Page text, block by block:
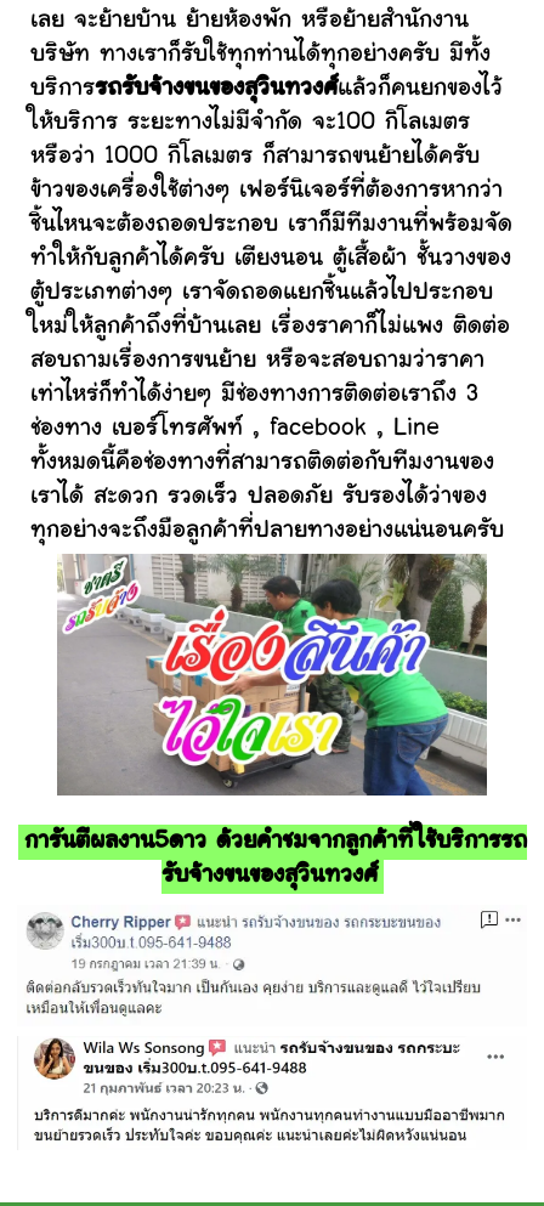
เลย จะย้ายบ้าน ย้ายห้องพัก หรือย้ายสำนักงาน
บริษัท ทางเราก็รับใช้ทุกท่านได้ทุกอย่างครับ มีทั้ง
บริการรถรับจ้างขนของสุวินทวงศ์แล้วก็คนยกของไว้
ให้บริการ ระยะทางไม่มีจำกัด จะ100 กิโลเมตร
หรือว่า 1000 กิโลเมตร ก็สามารถขนย้ายได้ครับ
ข้าวของเครื่องใช้ต่างๆ เฟอร์นิเจอร์ที่ต้องการหากว่า
ชิ้นไหนจะต้องถอดประกอบ เราก็มีทีมงานที่พร้อมจัด
ทำให้กับลูกค้าได้ครับ เตียงนอน ตู้เสื้อผ้า ชั้นวางของ
ตู้ประเภทต่างๆ เราจัดถอดแยกชิ้นแล้วไปประกอบ
ใหม่ให้ลูกค้าถึงที่บ้านเลย เรื่องราคาก็ไม่แพง ติดต่อ
สอบถามเรื่องการขนย้าย หรือจะสอบถามว่าราคา
เท่าไหร่ก็ทำได้ง่ายๆ มีช่องทางการติดต่อเราถึง 3
ช่องทาง เบอร์โทรศัพท์ , facebook , Line
ทั้งหมดนี้คือช่องทางที่สามารถติดต่อกับทีมงานของ
เราได้ สะดวก รวดเร็ว ปลอดภัย รับรองได้ว่าของ
ทุกอย่างจะถึงมือลูกค้าที่ปลายทางอย่างแน่นอนครับ
การันตีผลงาน5ดาว ด้วยคำชมจากลูกค้าที่ใช้บริการรถ
รับจ้างขนของสุวินทวงศ์